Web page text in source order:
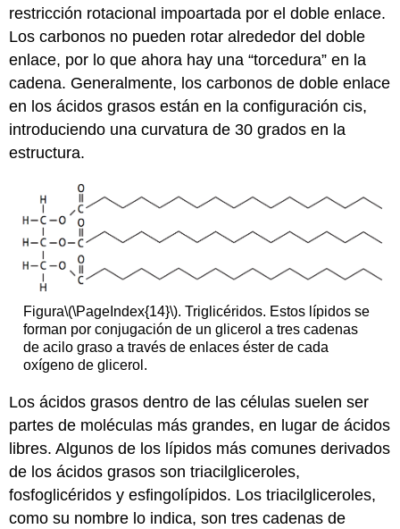
restricción rotacional impoartada por el doble enlace.
Los carbonos no pueden rotar alrededor del doble
enlace, por lo que ahora hay una “torcedura” en la
cadena. Generalmente, los carbonos de doble enlace
en los ácidos grasos están en la configuración cis,
introduciendo una curvatura de 30 grados en la
estructura.
Figura\(\PageIndex{14}\). Triglicéridos. Estos lípidos se
forman por conjugación de un glicerol a tres cadenas
de acilo graso a través de enlaces éster de cada
oxígeno de glicerol.
Los ácidos grasos dentro de las células suelen ser
partes de moléculas más grandes, en lugar de ácidos
libres. Algunos de los lípidos más comunes derivados
de los ácidos grasos son triacilgliceroles,
fosfoglicéridos y esfingolípidos. Los triacilgliceroles,
como su nombre lo indica, son tres cadenas de